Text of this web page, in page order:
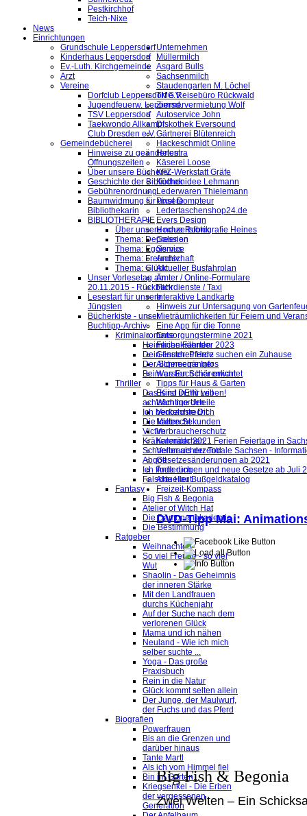
Pestkirchhof
Teich-Nixe
News
Einrichtungen
Grundschule Leppersdorf
Kinderhaus Leppersdorf
Ev.-Luth. Kirchgemeinde
Arzt
Vereine
Dorfclub Leppersdorf e.V.
Jugendfeuerw. Leppersd.
TSV Leppersdorf
Taekwondo Allkampf
Club Dresden e.V.
Gemeindebücherei
Hinweise zu geänderten
Öffnungszeiten
Über unsere Bücherei
Geschichte der Bibliothek
Gebührenordnung
Baumwidmung für unsere
Bibliothekarin
BIBLIOTHERAPIE
Über unsere neue Rubrik
Thema: Depression
Thema: Egoismus
Thema: Freundschaft
Thema: Glück
Unser Vorlesetag am
20.11.2015 - Rückblick
Lesestart für unsere
Jüngsten
Bücherkiste - unser
Buchtipp-Archiv
Kriminalromane
Heimliche Fährten
Dein finsteres Herz
Der Schneegänger
Beim ersten Schärenlicht
Thriller
Das Kind in mir will
achtsam morden
Ich beobachte Dich
Die kalten Sekunden
Victim
Krähenmädchen
Schneller als der Tod
Abgott
Ich finde dich
Falsche Haut
Fantasy
Big Fish & Begonia
Atelier of Witch Hat
Die Dämonenakademie
Die Bestimmung
Ratgeber
Weihnachten
So viel Freude - so viel
Wut
Shaolin - Das Geheimnis
der inneren Stärke
Mit den Landfrauen
durchs Küchenjahr
Auf der Suche nach dem
verlorenen Glück
Mama und ich nähen
Neuland - Wie ich mich
selber suchte ...
Yoga - Das große
Praxisbuch
Rein in die Natur
Glück kommt selten allein
Der Junge, der Maulwurf,
der Fuchs und das Pferd
Biografien
Powerfrauen
Bis an die Grenzen und
darüber hinaus
Tante Martl
Als ich vom Himmel fiel
Bin im Garten...
Kriegsenkel - Die Erben
der vergessenen
Generation
Unternehmen
Müllermilch
Asgard Bulls
Sachsenmilch
Staudengarten M. Löchel
TMG Reisebüro Rückwald
Zimmervermietung Wolf
Autoservice John
Diskothek Eversound
Gärtnerei Blütenreich
Hackeschmidt Online
Helestra
Käserei Loose
KFZ-Werkstatt Gräfe
Küchenidee Lehmann
Lederwaren Thielemann
Pixel Dompteur
Ledertaschenshop24.de
Evers Design
Hochzeitsfotografie Heines
Galerien
Service
Archiv
Aktueller Busfahrplan
Ämter / Online-Formulare
Fahrdienste / Taxi
Interaktive Landkarte
Hinweis zur Untersagung von
Mieträumlichkeiten für Feiern und
Eine App für die Tonne
Entsorgungstermine 2021
Ferienkalender 2023
Gesuch: Pferde suchen ein Zuhause
Allgemeine Infos
Was Euch hier erwartet
Tipps für Haus & Garten
Es ist DEIN Leben!
Wichtige Urteile
Verkehrsrecht
Mietrecht
Verbraucherschutz
Kalender 2021 Ferien Feiertage in
Verbraucherzentrale Sachsen -
Gesetzesänderungen ab 2021
Änderungen und neue Gesetze ab Juli
Aktueller Bußgeldkatalog
Freizeit-Kompass
DVD-Tipp Mai:
Big Fish & Begonia
Zwei Welten – Ein